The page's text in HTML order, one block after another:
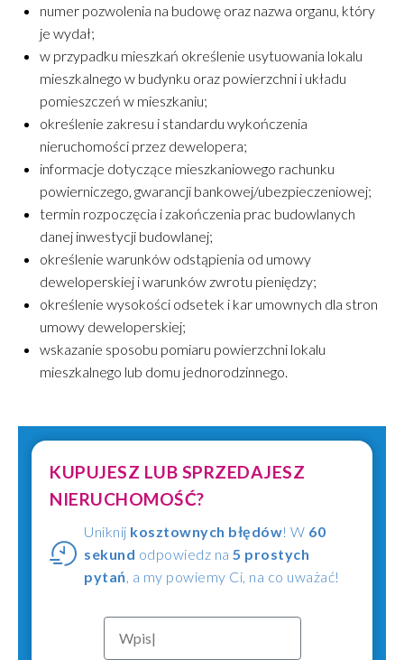
numer pozwolenia na budowę oraz nazwa organu, który
je wydał;
w przypadku mieszkań określenie usytuowania lokalu
mieszkalnego w budynku oraz powierzchni i układu
pomieszczeń w mieszkaniu;
określenie zakresu i standardu wykończenia
nieruchomości przez dewelopera;
informacje dotyczące mieszkaniowego rachunku
powierniczego, gwarancji bankowej/ubezpieczeniowej;
termin rozpoczęcia i zakończenia prac budowlanych
danej inwestycji budowlanej;
określenie warunków odstąpienia od umowy
deweloperskiej i warunków zwrotu pieniędzy;
określenie wysokości odsetek i kar umownych dla stron
umowy deweloperskiej;
wskazanie sposobu pomiaru powierzchni lokalu
mieszkalnego lub domu jednorodzinnego.
KUPUJESZ LUB SPRZEDAJESZ
NIERUCHOMOŚĆ?
Uniknij kosztownych błędów! W 60
sekund odpowiedz na 5 prostych
pytań , a my powiemy Ci, na co uważać!